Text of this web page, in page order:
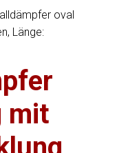
oval
Länge:
mit